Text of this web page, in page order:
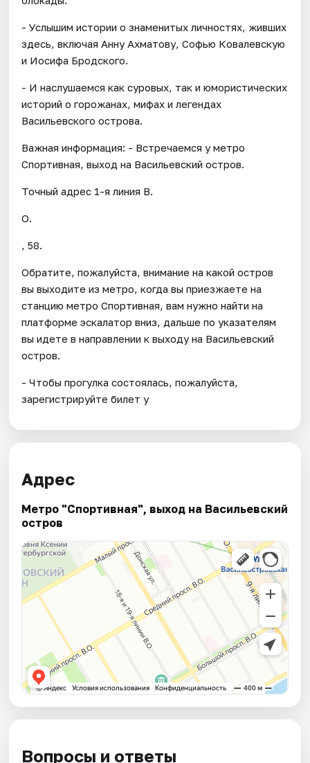
- Услышим истории о знаменитых личностях, живших
здесь, включая Анну Ахматову, Софью Ковалевскую
и Иосифа Бродского.
- И наслушаемся как суровых, так и юмористических
историй о горожанах, мифах и легендах
Васильевского острова.
Важная информация: - Встречаемся у метро
Спортивная, выход на Васильевский остров.
Точный адрес 1-я линия В.
О.
, 58.
Обратите, пожалуйста, внимание на какой остров
вы выходите из метро, когда вы приезжаете на
станцию метро Спортивная, вам нужно найти на
платформе эскалатор вниз, дальше по указателям
вы идете в направлении к выходу на Васильевский
остров.
- Чтобы прогулка состоялась, пожалуйста,
зарегистрируйте билет у
Адрес
Метро "Спортивная", выход на Васильевский
остров
Вопросы и ответы